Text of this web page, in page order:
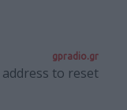
to reset
gpradio.gr